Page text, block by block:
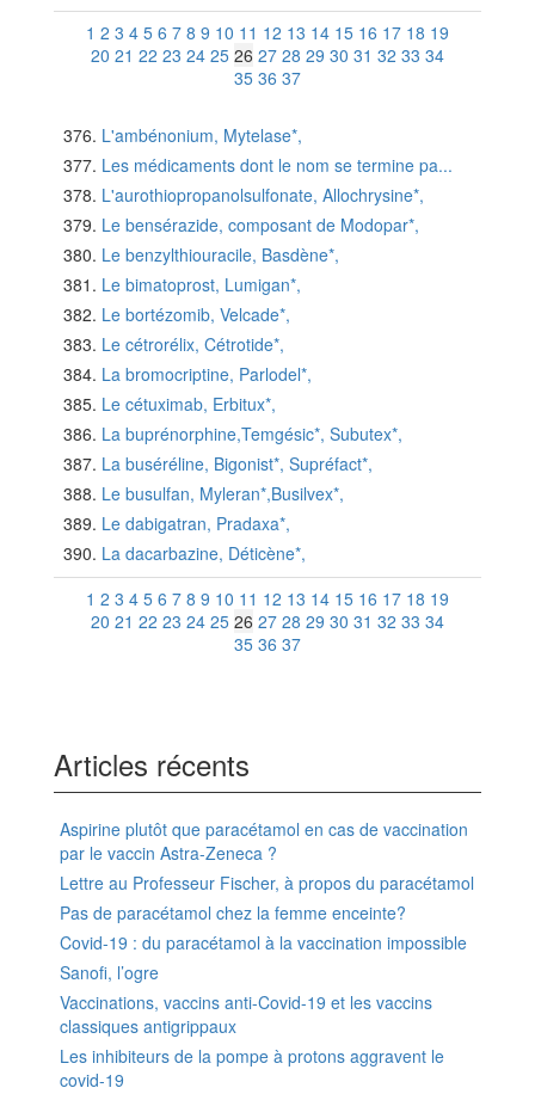
1 2 3 4 5 6 7 8 9 10 11 12 13 14 15 16 17 18 19
20 21 22 23 24 25 26 27 28 29 30 31 32 33 34
35 36 37
L'ambénonium, Mytelase*,
Les médicaments dont le nom se termine pa...
L'aurothiopropanolsulfonate, Allochrysine*,
Le bensérazide, composant de Modopar*,
Le benzylthiouracile, Basdène*,
Le bimatoprost, Lumigan*,
Le bortézomib, Velcade*,
Le cétrorélix, Cétrotide*,
La bromocriptine, Parlodel*,
Le cétuximab, Erbitux*,
La buprénorphine,Temgésic*, Subutex*,
La buséréline, Bigonist*, Supréfact*,
Le busulfan, Myleran*,Busilvex*,
Le dabigatran, Pradaxa*,
La dacarbazine, Déticène*,
1 2 3 4 5 6 7 8 9 10 11 12 13 14 15 16 17 18 19
20 21 22 23 24 25 26 27 28 29 30 31 32 33 34
35 36 37
Articles récents
Aspirine plutôt que paracétamol en cas de vaccination
par le vaccin Astra-Zeneca ?
Lettre au Professeur Fischer, à propos du paracétamol
Pas de paracétamol chez la femme enceinte?
Covid-19 : du paracétamol à la vaccination impossible
Sanofi, l’ogre
Vaccinations, vaccins anti-Covid-19 et les vaccins
classiques antigrippaux
Les inhibiteurs de la pompe à protons aggravent le
covid-19